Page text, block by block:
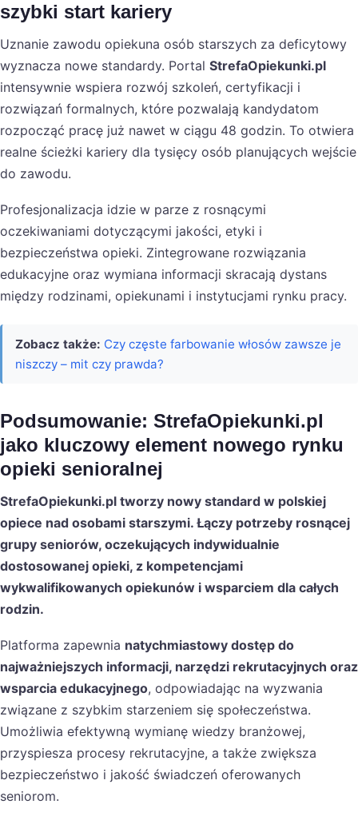
szybki start kariery
Uznanie zawodu opiekuna osób starszych za deficytowy
wyznacza nowe standardy. Portal StrefaOpiekunki.pl
intensywnie wspiera rozwój szkoleń, certyfikacji i
rozwiązań formalnych, które pozwalają kandydatom
rozpocząć pracę już nawet w ciągu 48 godzin. To otwiera
realne ścieżki kariery dla tysięcy osób planujących wejście
do zawodu.
Profesjonalizacja idzie w parze z rosnącymi
oczekiwaniami dotyczącymi jakości, etyki i
bezpieczeństwa opieki. Zintegrowane rozwiązania
edukacyjne oraz wymiana informacji skracają dystans
między rodzinami, opiekunami i instytucjami rynku pracy.
Zobacz także: Czy częste farbowanie włosów zawsze je
niszczy – mit czy prawda?
Podsumowanie: StrefaOpiekunki.pl
jako kluczowy element nowego rynku
opieki senioralnej
StrefaOpiekunki.pl tworzy nowy standard w polskiej
opiece nad osobami starszymi. Łączy potrzeby rosnącej
grupy seniorów, oczekujących indywidualnie
dostosowanej opieki, z kompetencjami
wykwalifikowanych opiekunów i wsparciem dla całych
rodzin.
Platforma zapewnia natychmiastowy dostęp do
najważniejszych informacji, narzędzi rekrutacyjnych oraz
wsparcia edukacyjnego, odpowiadając na wyzwania
związane z szybkim starzeniem się społeczeństwa.
Umożliwia efektywną wymianę wiedzy branżowej,
przyspiesza procesy rekrutacyjne, a także zwiększa
bezpieczeństwo i jakość świadczeń oferowanych
seniorom.